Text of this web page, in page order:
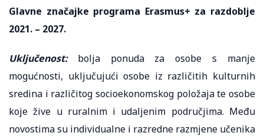
Glavne značajke programa Erasmus+ za razdoblje
2021. – 2027.
Uključenost:bolja ponuda za osobe s manje
mogućnosti, uključujući osobe iz različitih kulturnih
sredina i različitog socioekonomskog položaja te osobe
koje žive u ruralnim i udaljenim područjima. Među
novostima su individualne i razredne razmjene učenika